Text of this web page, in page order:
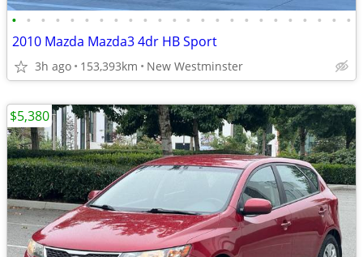
• • • • • • • • • • • • • • • • • • • • • • • •
2010 Mazda Mazda3 4dr HB Sport
3h ago 153,393km New Westminster
$5,380